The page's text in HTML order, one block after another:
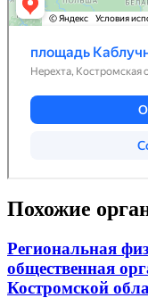
Похожие
Региональная
общественная
Костромской